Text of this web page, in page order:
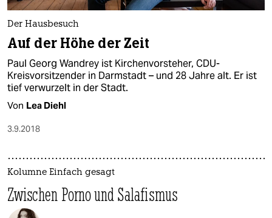
Der Hausbesuch
Auf der Höhe der Zeit
Paul Georg Wandrey ist Kirchenvorsteher, CDU-
Kreisvorsitzender in Darmstadt – und 28 Jahre alt. Er ist
tief verwurzelt in der Stadt.
Von Lea Diehl
3.9.2018
Kolumne Einfach gesagt
Zwischen Porno und Salafismus